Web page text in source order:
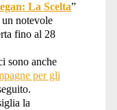
La Scelta”
notevole
fino al 28
sono anche
per gli
la